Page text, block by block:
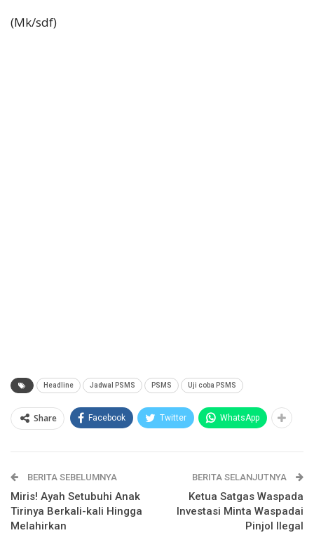
(Mk/sdf)
Headline Jadwal PSMS PSMS Uji coba PSMS
Share Facebook Twitter WhatsApp
BERITA SEBELUMNYA
Miris! Ayah Setubuhi Anak
Tirinya Berkali-kali Hingga
Melahirkan
BERITA SELANJUTNYA
Ketua Satgas Waspada
Investasi Minta Waspadai
Pinjol Ilegal